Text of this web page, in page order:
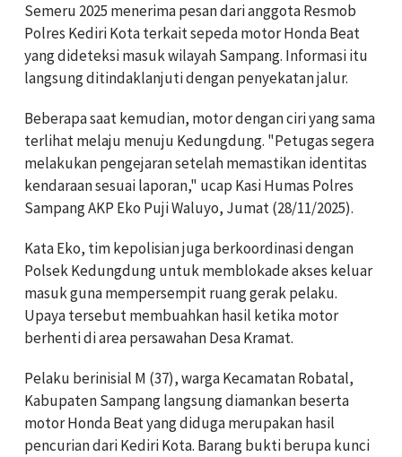
Semeru 2025 menerima pesan dari anggota Resmob
Polres Kediri Kota terkait sepeda motor Honda Beat
yang dideteksi masuk wilayah Sampang. Informasi itu
langsung ditindaklanjuti dengan penyekatan jalur.
Beberapa saat kemudian, motor dengan ciri yang sama
terlihat melaju menuju Kedungdung. "Petugas segera
melakukan pengejaran setelah memastikan identitas
kendaraan sesuai laporan," ucap Kasi Humas Polres
Sampang AKP Eko Puji Waluyo, Jumat (28/11/2025).
Kata Eko, tim kepolisian juga berkoordinasi dengan
Polsek Kedungdung untuk memblokade akses keluar
masuk guna mempersempit ruang gerak pelaku.
Upaya tersebut membuahkan hasil ketika motor
berhenti di area persawahan Desa Kramat.
Pelaku berinisial M (37), warga Kecamatan Robatal,
Kabupaten Sampang langsung diamankan beserta
motor Honda Beat yang diduga merupakan hasil
pencurian dari Kediri Kota. Barang bukti berupa kunci